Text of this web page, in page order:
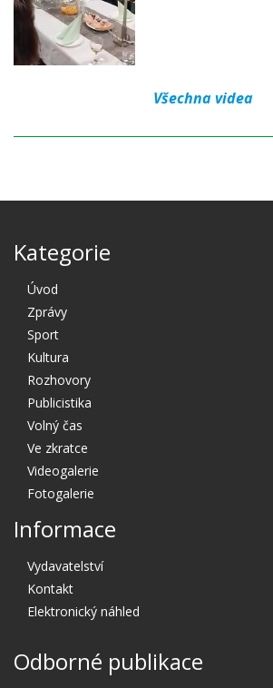
Všechna videa
Kategorie
Úvod
Zprávy
Sport
Kultura
Rozhovory
Publicistika
Volný čas
Ve zkratce
Videogalerie
Fotogalerie
Informace
Vydavatelství
Kontakt
Elektronický náhled
Odborné publikace